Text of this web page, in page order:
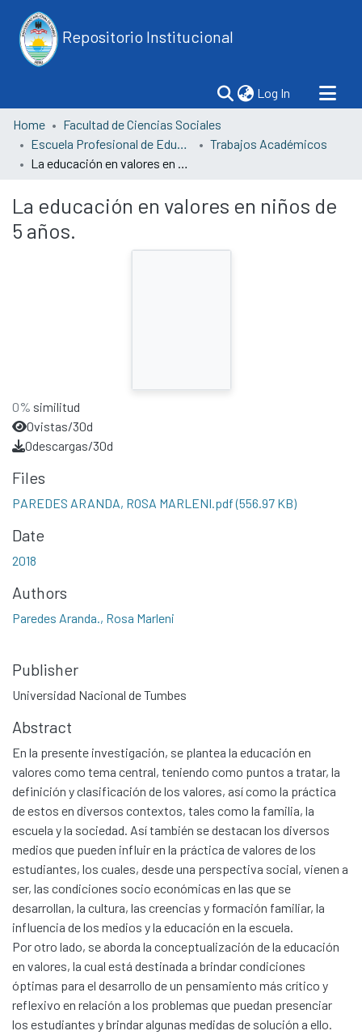
Repositorio Institucional
Log In (current)
Home
Facultad de Ciencias Sociales
Escuela Profesional de Educación
Trabajos Académicos
La educación en valores en niños de 5 años.
La educación en valores en niños de
5 años.
0% similitud
0vistas/30d
0descargas/30d
Files
PAREDES ARANDA, ROSA MARLENI.pdf(556.97 KB)
Date
2018
Authors
Paredes Aranda., Rosa Marleni
Publisher
Universidad Nacional de Tumbes
Abstract
En la presente investigación, se plantea la educación en
valores como tema central, teniendo como puntos a tratar, la
definición y clasificación de los valores, así como la práctica
de estos en diversos contextos, tales como la familia, la
escuela y la sociedad. Así también se destacan los diversos
medios que pueden influir en la práctica de valores de los
estudiantes, los cuales, desde una perspectiva social, vienen a
ser, las condiciones socio económicas en las que se
desarrollan, la cultura, las creencias y formación familiar, la
influencia de los medios y la educación en la escuela.
Por otro lado, se aborda la conceptualización de la educación
en valores, la cual está destinada a brindar condiciones
óptimas para el desarrollo de un pensamiento más crítico y
reflexivo en relación a los problemas que puedan presenciar
los estudiantes y brindar algunas medidas de solución a ello.